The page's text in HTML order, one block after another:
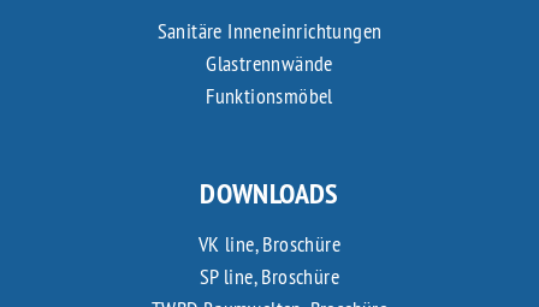
Sanitäre Inneneinrichtungen
Glastrennwände
Funktionsmöbel
DOWNLOADS
VK line, Broschüre
SP line, Broschüre